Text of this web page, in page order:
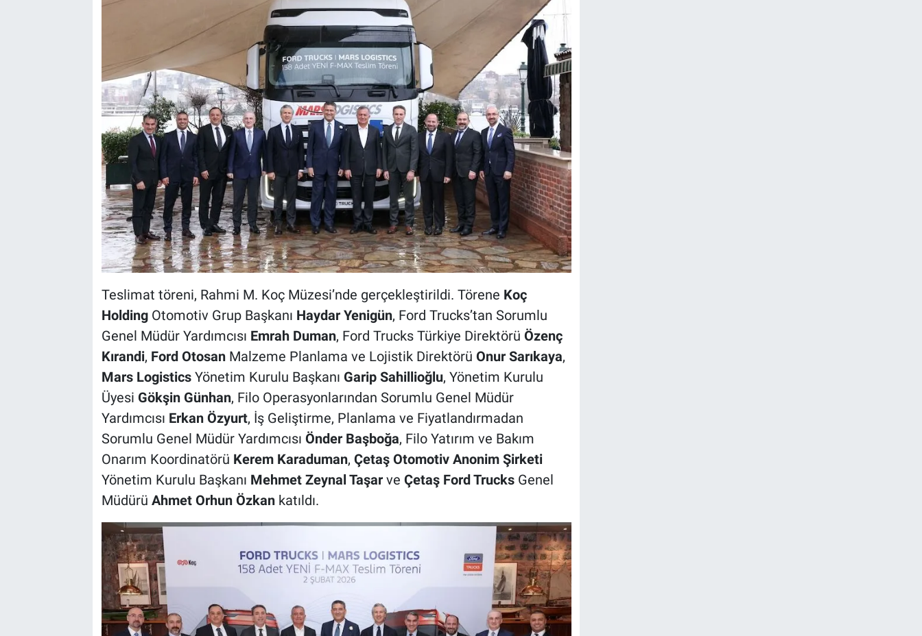
Teslimat töreni, Rahmi M. Koç Müzesi’nde gerçekleştirildi. Törene Koç
HoldingOtomotiv Grup Başkanı Haydar Yenigün, Ford Trucks’tan Sorumlu
Genel Müdür Yardımcısı Emrah Duman, Ford Trucks Türkiye Direktörü Özenç
Kırandi, Ford OtosanMalzeme Planlama ve Lojistik Direktörü Onur Sarıkaya,
Mars LogisticsYönetim Kurulu Başkanı Garip Sahillioğlu, Yönetim Kurulu
Üyesi Gökşin Günhan, Filo Operasyonlarından Sorumlu Genel Müdür
Yardımcısı Erkan Özyurt, İş Geliştirme, Planlama ve Fiyatlandırmadan
Sorumlu Genel Müdür Yardımcısı Önder Başboğa, Filo Yatırım ve Bakım
Onarım Koordinatörü Kerem Karaduman, Çetaş Otomotiv Anonim Şirketi
Yönetim Kurulu Başkanı Mehmet Zeynal Taşarve Çetaş Ford TrucksGenel
Müdürü Ahmet Orhun Özkankatıldı.